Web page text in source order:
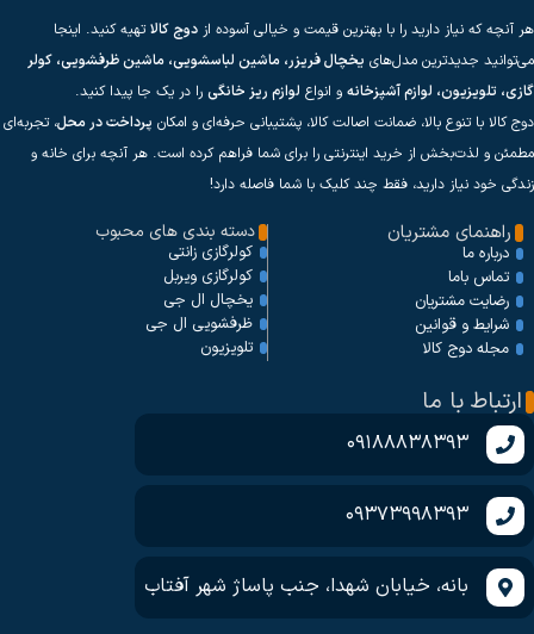
هر آنچه که نیاز دارید را با بهترین قیمت و خیالی آسوده از دوج کالاتهیه کنید. اینجا
می‌توانید جدیدترین مدل‌های یخچال فریزر، ماشین لباسشویی، ماشین ظرفشویی، کولر
گازی، تلویزیون، لوازم آشپزخانه و انواع لوازم ریز خانگی را در یک جا پیدا کنید.
دوج کالا با تنوع بالا، ضمانت اصالت کالا، پشتیبانی حرفه‌ای و امکان پرداخت در محل، تجربه‌ای
مطمئن و لذت‌بخش از خرید اینترنتی را برای شما فراهم کرده است. هر آنچه برای خانه و
زندگی خود نیاز دارید، فقط چند کلیک با شما فاصله دارد!
راهنمای مشتریان
درباره ما
تماس باما
رضایت مشتریان
شرایط و قوانین
مجله دوج کالا
دسته بندی های محبوب
کولرگازی زانتی
کولرگازی ویربل
یخچال ال جی
ظرفشویی ال جی
تلویزیون
ارتباط با ما
09188838393
09373998393
بانه، خیابان شهدا، جنب پاساژ شهر آفتاب